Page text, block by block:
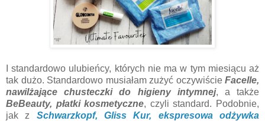
I standardowo ulubieńcy, których nie ma w tym miesiącu aż
tak dużo. Standardowo musiałam zużyć oczywiście Facelle,
nawilżające chusteczki do higieny intymnej, a także
BeBeauty, płatki kosmetyczne, czyli standard. Podobnie,
jak z Schwarzkopf, Gliss Kur, ekspresowa odżywka